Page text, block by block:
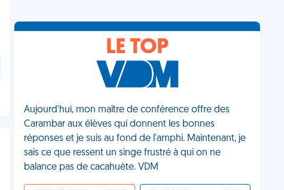
LE TOP
Aujourd'hui, mon maître de conférence offre des
Carambar aux élèves qui donnent les bonnes
réponses et je suis au fond de l'amphi. Maintenant, je
sais ce que ressent un singe frustré à qui on ne
balance pas de cacahuète. VDM